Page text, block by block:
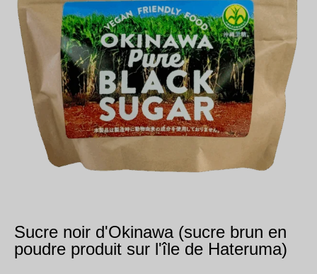
Sucre noir d'Okinawa (sucre brun en
poudre produit sur l'île de Hateruma)